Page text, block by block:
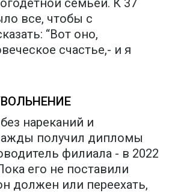
семьей. К 37
все, чтобы с
“Вот оно,
счастье,- и я
нареканий и
получил дипломы
филиала - в 2022
его не поставили
должен или переехать,